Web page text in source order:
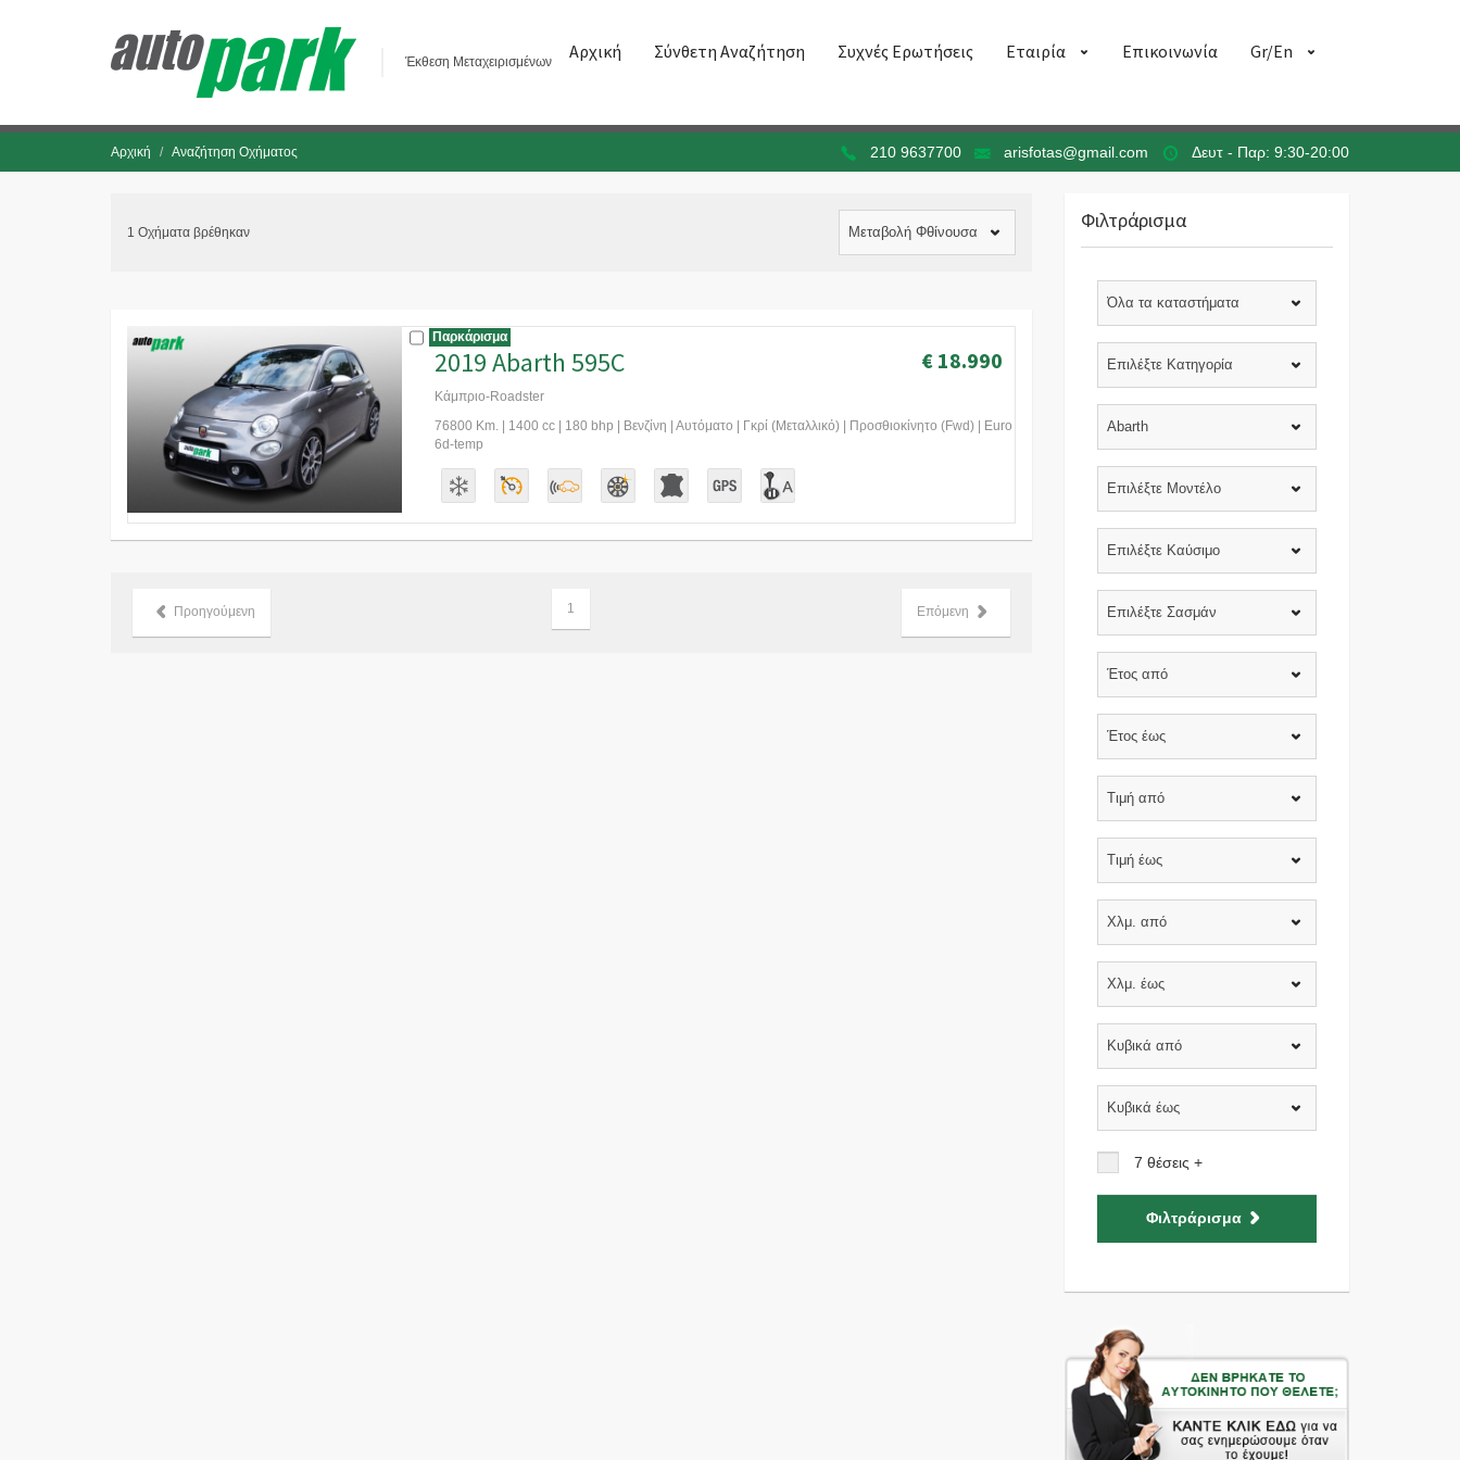
Έκθεση Μεταχειρισμένων Αρχική Σύνθετη Αναζήτηση Συχνές Ερωτήσεις Εταιρία Επικοινωνία Gr/En
Αρχική Αναζήτηση Οχήματος 210 9637700 arisfotas@gmail.com Δευτ - Παρ: 9:30-20:00
1 Οχήματα βρέθηκαν Μεταβολή Φθίνουσα
2019 Abarth 595C € 18.990
Κάμπριο-Roadster
76800 Km. | 1400 cc | 180 bhp | Βενζίνη | Αυτόματο | Γκρί (Μεταλλικό) | Προσθιοκίνητο (Fwd) | Euro
6d-temp
Παρκάρισμα
Προηγούμενη 1 Επόμενη
Φιλτράρισμα
Όλα τα καταστήματα
Επιλέξτε Κατηγορία
Abarth
Επιλέξτε Μοντέλο
Επιλέξτε Καύσιμο
Επιλέξτε Σασμάν
Έτος από
Έτος έως
Τιμή από
Τιμή έως
Χλμ. από
Χλμ. έως
Κυβικά από
Κυβικά έως
7 θέσεις +
Φιλτράρισμα